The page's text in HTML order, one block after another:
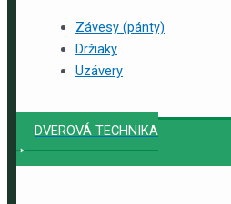
Závesy (pánty)
Držiaky
Uzávery
DVEROVÁ TECHNIKA